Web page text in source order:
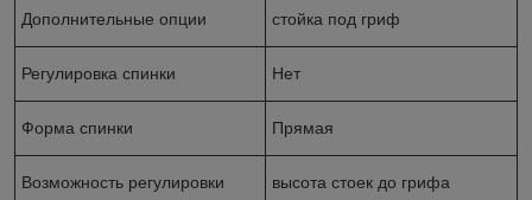
Дополнительные опции стойка под гриф
Регулировка спинки Нет
Форма спинки Прямая
Возможность регулировки высота стоек до грифа